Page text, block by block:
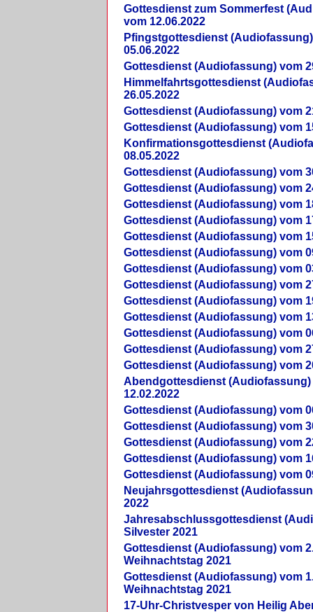
Gottesdienst zum Sommerfest
vom 12.06.2022
Pfingstgottesdienst
05.06.2022
Gottesdienst (Audiofassung) vom
Himmelfahrtsgottesdienst
26.05.2022
Gottesdienst (Audiofassung) vom
Gottesdienst (Audiofassung) vom
Konfirmationsgottesdienst
08.05.2022
Gottesdienst (Audiofassung) vom
Gottesdienst (Audiofassung) vom
Gottesdienst (Audiofassung) vom
Gottesdienst (Audiofassung) vom
Gottesdienst (Audiofassung) vom
Gottesdienst (Audiofassung) vom
Gottesdienst (Audiofassung) vom
Gottesdienst (Audiofassung) vom
Gottesdienst (Audiofassung) vom
Gottesdienst (Audiofassung) vom
Gottesdienst (Audiofassung) vom
Gottesdienst (Audiofassung) vom
Gottesdienst (Audiofassung) vom
Abendgottesdienst (Audiofassung)
12.02.2022
Gottesdienst (Audiofassung) vom
Gottesdienst (Audiofassung) vom
Gottesdienst (Audiofassung) vom
Gottesdienst (Audiofassung) vom
Gottesdienst (Audiofassung) vom
Neujahrsgottesdienst
2022
Jahresabschlussgottesdienst
Silvester 2021
Gottesdienst (Audiofassung) vom
Weihnachtstag 2021
Gottesdienst (Audiofassung) vom
Weihnachtstag 2021
17-Uhr-Christvesper von Heilig